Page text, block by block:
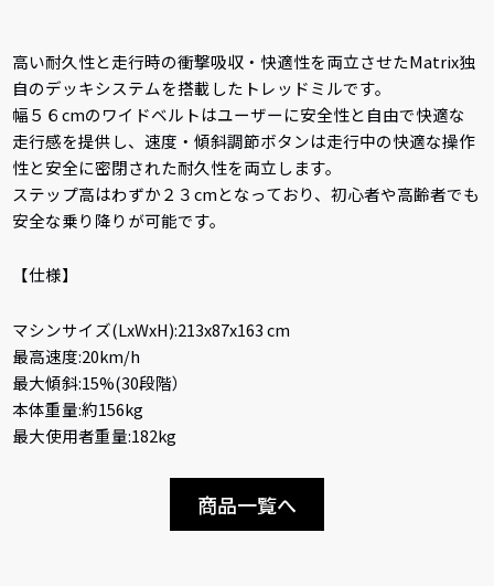
高い耐久性と走行時の衝撃吸収・快適性を両立させたMatrix独
自のデッキシステムを搭載したトレッドミルです。
幅５６cmのワイドベルトはユーザーに安全性と自由で快適な
走行感を提供し、速度・傾斜調節ボタンは走行中の快適な操作
性と安全に密閉された耐久性を両立します。
ステップ高はわずか２３cmとなっており、初心者や高齢者でも
安全な乗り降りが可能です。
【仕様】
マシンサイズ(LxWxH):213x87x163 cm
最高速度:20km/h
最大傾斜:15%(30段階）
本体重量:約156kg
最大使用者重量:182kg
商品一覧へ